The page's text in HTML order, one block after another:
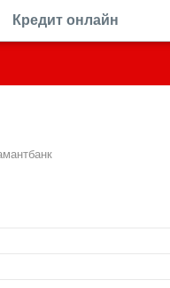
Кредит онлайн